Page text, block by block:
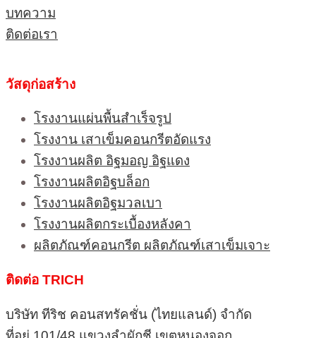
บทความ
ติดต่อเรา
วัสดุก่อสร้าง
โรงงานแผ่นพื้นสำเร็จรูป
โรงงาน เสาเข็มคอนกรีตอัดแรง
โรงงานผลิต อิฐมอญ อิฐแดง
โรงงานผลิตอิฐบล็อก
โรงงานผลิตอิฐมวลเบา
โรงงานผลิตกระเบื้องหลังคา
ผลิตภัณฑ์คอนกรีต ผลิตภัณฑ์เสาเข็มเจาะ
ติดต่อ TRICH
บริษัท ทีริช คอนสทรัคชั่น (ไทยแลนด์) จำกัด